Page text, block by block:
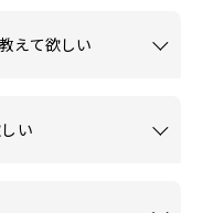
えて欲しい
い